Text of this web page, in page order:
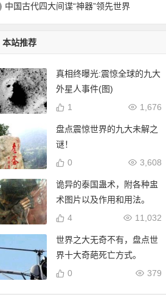
中国古代四大间谍“神器”领先世界
本站推荐
真相终曝光:震惊全球的九大
外星人事件(图)
1,676
1
盘点震惊世界的九大未解之
谜！
3,608
0
诡异的泰国蛊术，附各种盅
术图片以及作用和用法。
11,032
4
世界之大无奇不有，盘点世
界十大奇葩死亡方式。
379
0